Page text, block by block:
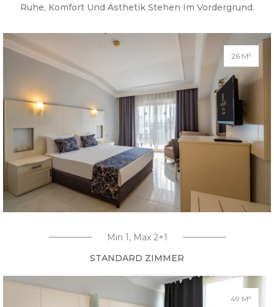
Ruhe, Komfort Und Ästhetik Stehen Im Vordergrund.
26 M²
Min 1, Max 2+1
STANDARD ZIMMER
49 M²